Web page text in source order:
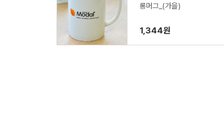
롱머그_(가을)
1,344원